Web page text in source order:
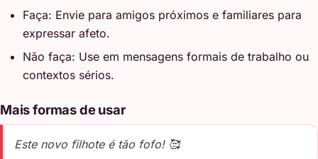
Faça: Envie para amigos próximos e familiares para
expressar afeto.
Não faça: Use em mensagens formais de trabalho ou
contextos sérios.
Mais formas de usar
Este novo filhote é tão fofo! 🥰